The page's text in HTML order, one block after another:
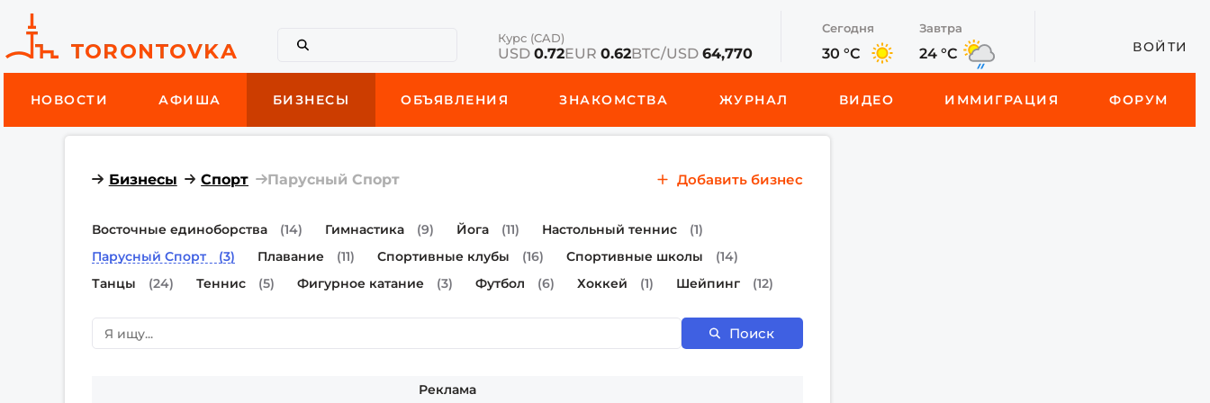
Курс (CAD)
USD 0.72EUR 0.62BTC/USD 64,770
Сегодня
30 °C
Завтра
24 °C ВОЙТИ
НОВОСТИ АФИША БИЗНЕСЫ ОБЪЯВЛЕНИЯ ЗНАКОМСТВА ЖУРНАЛ ВИДЕО ИММИГРАЦИЯ ФОРУМ
Бизнесы Спорт Парусный Спорт Добавить бизнес
Восточные единоборства (14) Гимнастика (9) Йога (11) Настольный теннис
(1)
Парусный Спорт
(3) Плавание (11) Спортивные клубы (16) Спортивные школы
(14)
Танцы
(24) Теннис (5) Фигурное катание (3) Футбол (6) Хоккей (1) Шейпинг (12)
Поиск
Реклама